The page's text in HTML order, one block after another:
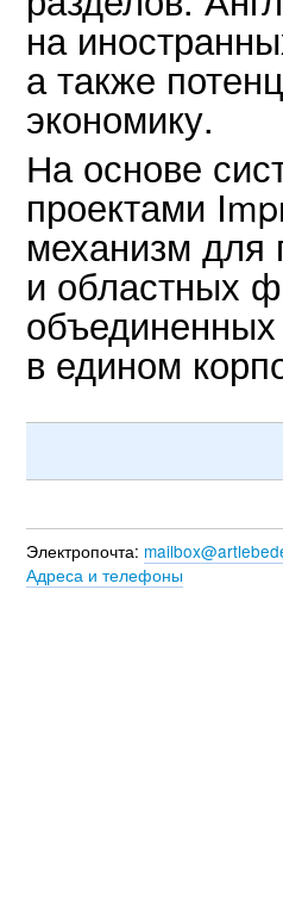
на
а также
экономику.
На основе
проектами
механизм для
и областных
в едином
Электропочта:
Адреса и телефоны